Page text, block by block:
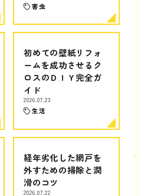
害虫
初めての壁紙リフォ
ームを成功させるク
ロスのＤＩＹ完全ガ
イド
2026.07.23
生活
経年劣化した網戸を
外すための掃除と潤
滑のコツ
2026.07.22